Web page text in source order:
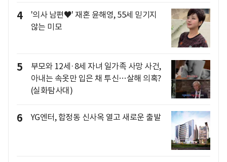
4
'의사 남편♥' 재혼 윤해영, 55세 믿기지
않는 미모
5
부모와 12세·8세 자녀 일가족 사망 사건,
아내는 속옷만 입은 채 투신…살해 의혹?
(실화탐사대)
6 YG엔터, 합정동 신사옥 열고 새로운 출발